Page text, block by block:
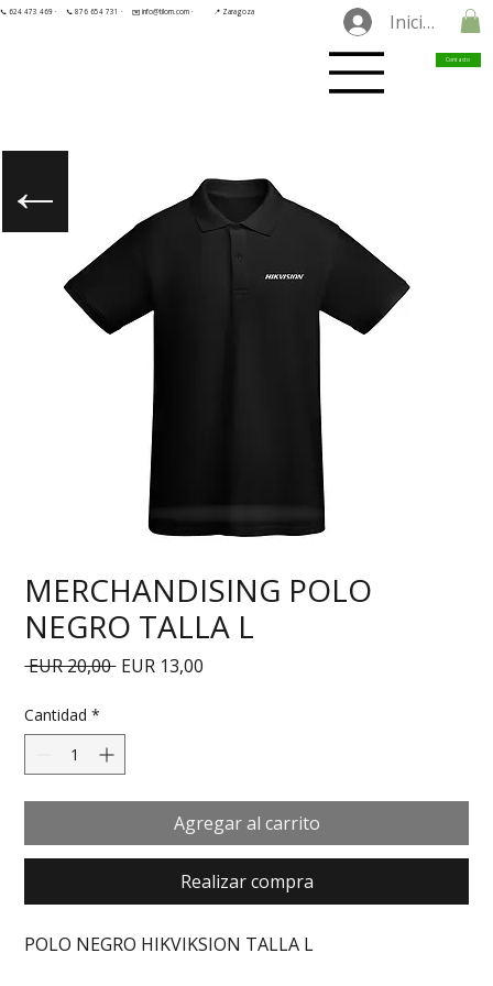
📞 624 473 469 · 📞 876 654 731 · ✉️ info@tilorn.com · 📍 Zaragoza Iniciar
Contacto
MERCHANDISING POLO
NEGRO TALLA L
EUR 20,00 Precio
EUR 13,00
Cantidad *
Agregar al carrito
Realizar compra
POLO NEGRO HIKVIKSION TALLA L
←